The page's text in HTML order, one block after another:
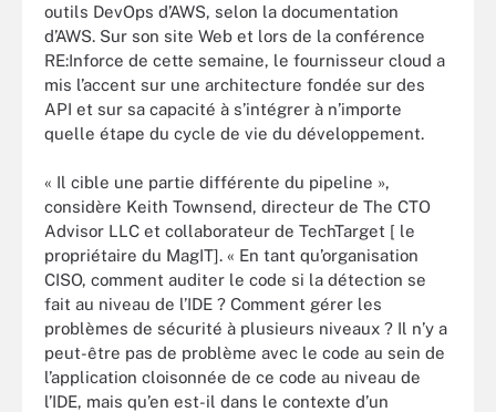
outils DevOps d’AWS, selon la documentation
d’AWS. Sur son site Web et lors de la conférence
RE:Inforce de cette semaine, le fournisseur cloud a
mis l’accent sur une architecture fondée sur des
API et sur sa capacité à s’intégrer à n’importe
quelle étape du cycle de vie du développement.
« Il cible une partie différente du pipeline »,
considère Keith Townsend, directeur de The CTO
Advisor LLC et collaborateur de TechTarget [ le
propriétaire du MagIT]. « En tant qu’organisation
CISO, comment auditer le code si la détection se
fait au niveau de l’IDE ? Comment gérer les
problèmes de sécurité à plusieurs niveaux ? Il n’y a
peut-être pas de problème avec le code au sein de
l’application cloisonnée de ce code au niveau de
l’IDE, mais qu’en est-il dans le contexte d’un